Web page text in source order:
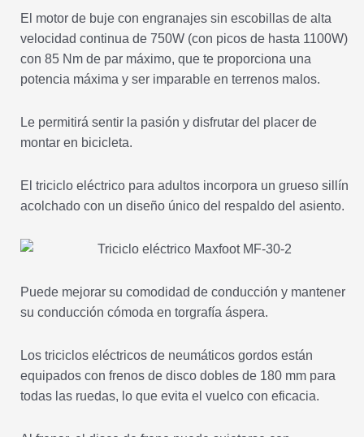
El motor de buje con engranajes sin escobillas de alta
velocidad continua de 750W (con picos de hasta 1100W)
con 85 Nm de par máximo, que te proporciona una
potencia máxima y ser imparable en terrenos malos.
Le permitirá sentir la pasión y disfrutar del placer de
montar en bicicleta.
El triciclo eléctrico para adultos incorpora un grueso sillín
acolchado con un diseño único del respaldo del asiento.
Puede mejorar su comodidad de conducción y mantener
su conducción cómoda en torgrafía áspera.
Los triciclos eléctricos de neumáticos gordos están
equipados con frenos de disco dobles de 180 mm para
todas las ruedas, lo que evita el vuelco con eficacia.